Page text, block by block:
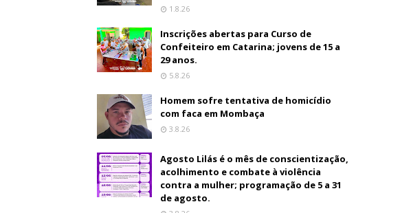
1.8.26
Inscrições abertas para Curso de
Confeiteiro em Catarina; jovens de 15 a
29 anos.
5.8.26
Homem sofre tentativa de homicídio
com faca em Mombaça
3.8.26
Agosto Lilás é o mês de conscientização,
acolhimento e combate à violência
contra a mulher; programação de 5 a 31
de agosto.